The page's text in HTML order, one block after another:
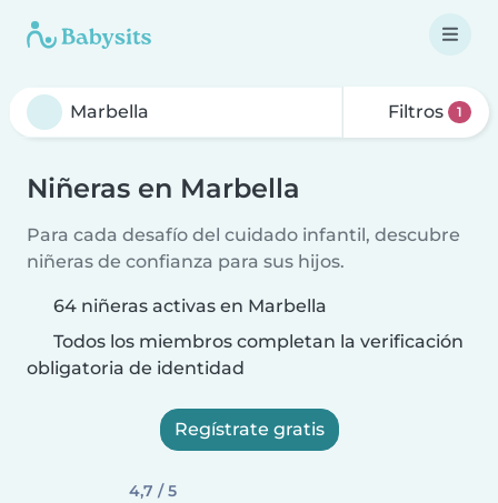
Filtros 1
Niñeras en Marbella
Para cada desafío del cuidado infantil, descubre
niñeras de confianza para sus hijos.
64 niñeras activas en Marbella
Todos los miembros completan la verificación
obligatoria de identidad
Regístrate gratis
4,7 / 5